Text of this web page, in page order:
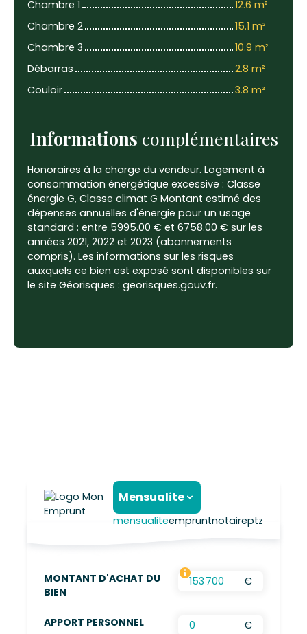
Chambre 1
12.6 m²
Chambre 2
15.1 m²
Chambre 3
10.9 m²
Débarras
2.8 m²
Couloir
3.8 m²
Informations complémentaires
Honoraires à la charge du vendeur. Logement à
consommation énergétique excessive : Classe
énergie G, Classe climat G Montant estimé des
dépenses annuelles d'énergie pour un usage
standard : entre 5995.00 € et 6758.00 € sur les
années 2021, 2022 et 2023 (abonnements
compris). Les informations sur les risques
auxquels ce bien est exposé sont disponibles sur
le site Géorisques : georisques.gouv.fr.
Mensualite
mensualiteempruntnotaireptz
MONTANT D'ACHAT DU
BIEN
€
APPORT PERSONNEL €